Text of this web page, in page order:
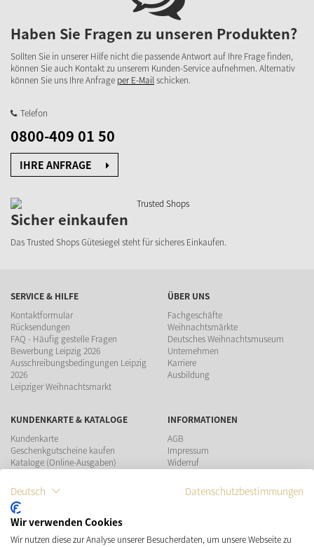
Haben Sie Fragen zu unseren Produkten?
Sollten Sie in unserer Hilfe nicht die passende Antwort auf Ihre Frage finden,
können Sie auch Kontakt zu unserem Kunden-Service aufnehmen. Alternativ
können Sie uns Ihre Anfrage per E-Mailschicken.
Telefon
0800-409 01 50
IHRE ANFRAGE
Sicher einkaufen
Das Trusted Shops Gütesiegel steht für sicheres Einkaufen.
SERVICE & HILFE
Kontaktformular
Rücksendungen
FAQ - Häufig gestelle Fragen
Bewerbung Leipzig 2026
Ausschreibungsbedingungen Leipzig
2026
Leipziger Weihnachtsmarkt
ÜBER UNS
Fachgeschäfte
Weihnachtsmärkte
Deutsches Weihnachtsmuseum
Unternehmen
Karriere
Ausbildung
KUNDENKARTE & KATALOGE
Kundenkarte
Geschenkgutscheine kaufen
Kataloge (Online-Ausgaben)
INFORMATIONEN
AGB
Impressum
Widerruf
Teilnahmebedingungen Gewinnspiel
ZAHLUNGSMÖGLICHKEITEN
Deutsch Datenschutzbestimmungen
Wir verwenden Cookies
Wir nutzen diese zur Analyse unserer Besucherdaten, um unsere Webseite zu